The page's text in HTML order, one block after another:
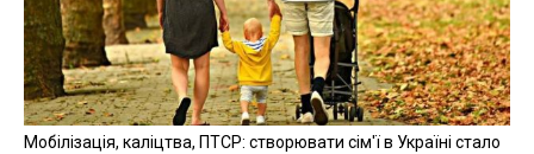
Мобілізація, каліцтва, ПТСР: створювати сім'ї в Україні стало